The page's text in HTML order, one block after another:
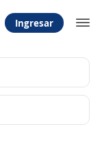
Ingresar